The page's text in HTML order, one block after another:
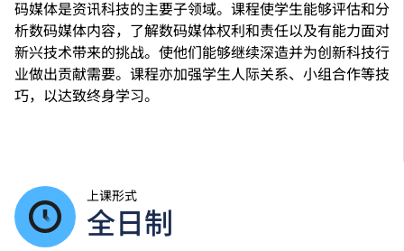
码媒体是资讯科技的主要子领域。课程使学生能够评估和分
析数码媒体内容，了解数码媒体权利和责任以及有能力面对
新兴技术带来的挑战。使他们能够继续深造并为创新科技行
业做出贡献需要。课程亦加强学生人际关系、小组合作等技
巧，以达致终身学习。
上课形式
全日制